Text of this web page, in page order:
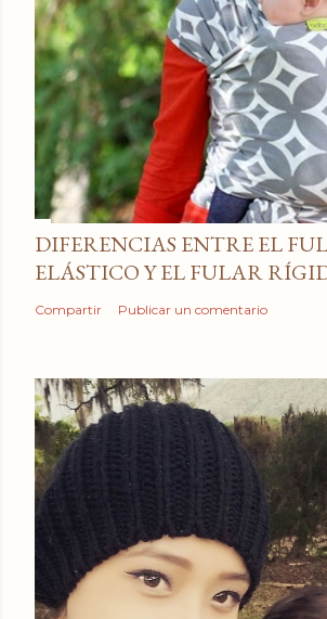
DIFERENCIAS ENTRE EL
ELÁSTICO Y EL FULAR
Compartir Publicar un comentario